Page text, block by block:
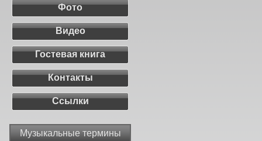
Фото
Видео
Гостевая книга
Контакты
Ссылки
Музыкальные термины